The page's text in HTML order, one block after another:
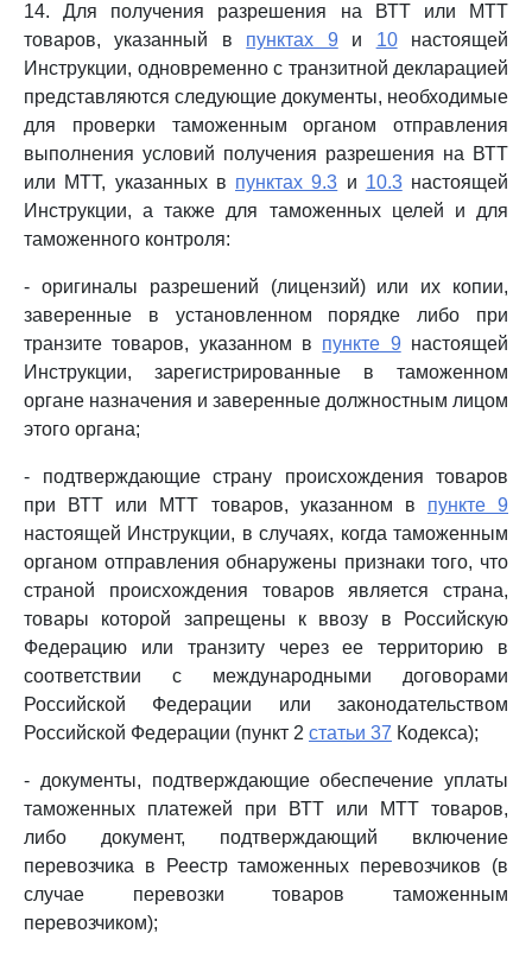
14. Для получения разрешения на ВТТ или МТТ
товаров, указанный в пунктах 9 и 10настоящей
Инструкции, одновременно с транзитной декларацией
представляются следующие документы, необходимые
для проверки таможенным органом отправления
выполнения условий получения разрешения на ВТТ
или МТТ, указанных в пунктах 9.3 и 10.3настоящей
Инструкции, а также для таможенных целей и для
таможенного контроля:
- оригиналы разрешений (лицензий) или их копии,
заверенные в установленном порядке либо при
транзите товаров, указанном в пункте 9 настоящей
Инструкции, зарегистрированные в таможенном
органе назначения и заверенные должностным лицом
этого органа;
- подтверждающие страну происхождения товаров
при ВТТ или МТТ товаров, указанном в пункте 9
настоящей Инструкции, в случаях, когда таможенным
органом отправления обнаружены признаки того, что
страной происхождения товаров является страна,
товары которой запрещены к ввозу в Российскую
Федерацию или транзиту через ее территорию в
соответствии с международными договорами
Российской Федерации или законодательством
Российской Федерации (пункт 2 статьи 37 Кодекса);
- документы, подтверждающие обеспечение уплаты
таможенных платежей при ВТТ или МТТ товаров,
либо документ, подтверждающий включение
перевозчика в Реестр таможенных перевозчиков (в
случае перевозки товаров таможенным
перевозчиком);